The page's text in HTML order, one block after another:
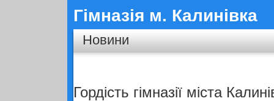
Гімназія м. Калинівка
Новини
Гордість гімназії міста